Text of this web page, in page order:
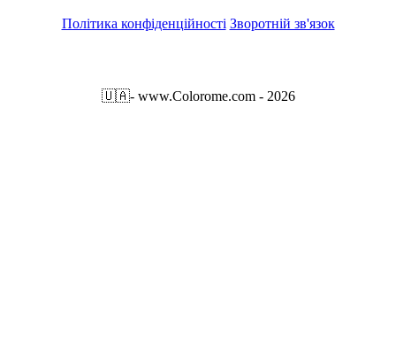
Політика конфіденційності Зворотній зв'язок
🇺🇦- www.Colorome.com - 2026